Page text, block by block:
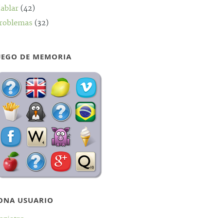
(42)
(32)
DE MEMORIA
USUARIO